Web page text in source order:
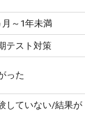
月～1年未満
テスト対策
った
していない/結果が